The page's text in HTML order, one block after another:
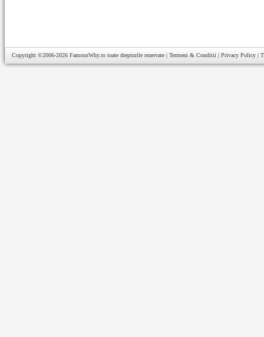
Copyright ©2006-2026 FamousWhy.ro toate drepturile rezervate | Termeni & Conditii | Privacy Policy |